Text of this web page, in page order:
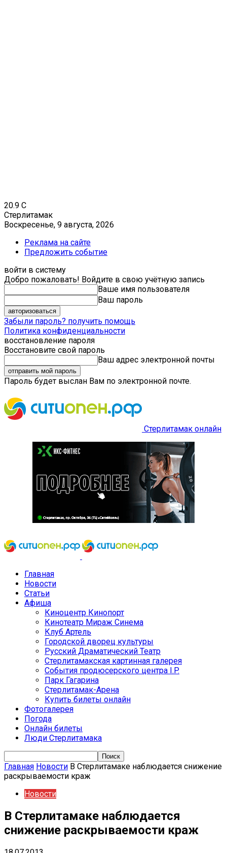
20.9 C
Стерлитамак
Воскресенье, 9 августа, 2026
Реклама на сайте
Предложить событие
войти в систему
Добро пожаловать! Войдите в свою учётную запись
Ваше имя пользователя
Ваш пароль
Забыли пароль? получить помощь
Политика конфиденциальности
восстановление пароля
Восстановите свой пароль
Ваш адрес электронной почты
Пароль будет выслан Вам по электронной почте.
Стерлитамак онлайн
Главная
Новости
Статьи
Афиша
Киноцентр Кинопорт
Кинотеатр Мираж Синема
Клуб Артель
Городской дворец культуры
Русский Драматический Театр
Стерлитамакская картинная галерея
События продюсерского центра I.P.
Парк Гагарина
Стерлитамак-Арена
Купить билеты онлайн
Фотогалерея
Погода
Онлайн билеты
Люди Стерлитамака
Главная Новости В Стерлитамаке наблюдается снижение
раскрываемости краж
Новости
В Стерлитамаке наблюдается
снижение раскрываемости краж